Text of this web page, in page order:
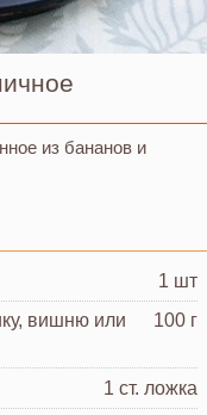
из бананов и
1 шт
вишню или
100 г
1 ст. ложка